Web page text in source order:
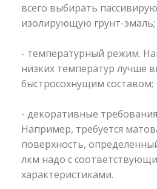
всего выбирать
изолирующую грунт-эмаль;
- температурный режим.
низких температур лучше
быстросохнущим составом;
- декоративные
Например, требуется
поверхность,
лкм надо с
характеристиками.